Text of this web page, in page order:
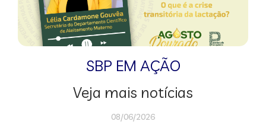
SBP EM AÇÃO
Veja mais notícias
08/06/2026